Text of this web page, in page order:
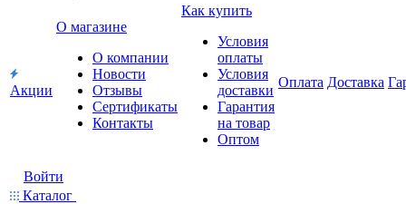
Акции
О магазине
О компании
Новости
Отзывы
Сертификаты
Контакты
Как купить
Условия
оплаты
Условия
доставки
Гарантия
на товар
Оптом
Оплата Доставка
Войти
Каталог